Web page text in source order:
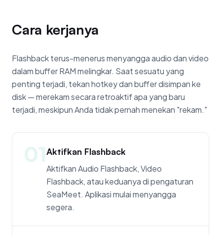
Cara kerjanya
Flashback terus-menerus menyangga audio dan video
dalam buffer RAM melingkar. Saat sesuatu yang
penting terjadi, tekan hotkey dan buffer disimpan ke
disk — merekam secara retroaktif apa yang baru
terjadi, meskipun Anda tidak pernah menekan "rekam."
01Aktifkan Flashback
Aktifkan Audio Flashback, Video
Flashback, atau keduanya di pengaturan
SeaMeet. Aplikasi mulai menyangga
segera.